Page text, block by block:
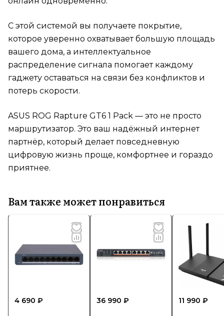
С этой системой вы получаете покрытие,
которое уверенно охватывает большую площадь
вашего дома, а интеллектуальное
распределение сигнала помогает каждому
гаджету оставаться на связи без конфликтов и
потерь скорости.
ASUS ROG Rapture GT6 1 Pack — это не просто
маршрутизатор. Это ваш надёжный интернет
партнёр, который делает повседневную
цифровую жизнь проще, комфортнее и гораздо
приятнее.
Вам также может понравиться
4 690 ₽ 36 990 ₽ 11 990 ₽